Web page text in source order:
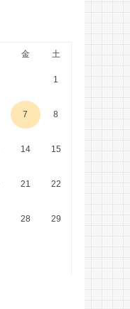
金 土
1
7 8
14 15
21 22
28 29